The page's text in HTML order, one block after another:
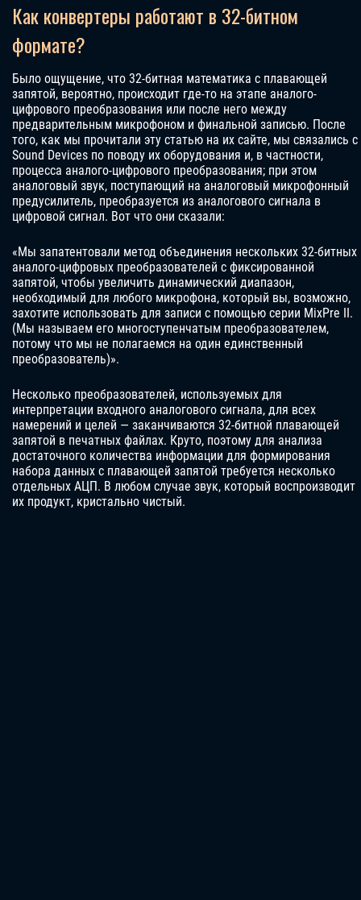
Как конвертеры работают в 32-битном
формате?
Было ощущение, что 32-битная математика с плавающей
запятой, вероятно, происходит где-то на этапе аналого-
цифрового преобразования или после него между
предварительным микрофоном и финальной записью. После
того, как мы прочитали эту статью на их сайте, мы связались с
Sound Devices по поводу их оборудования и, в частности,
процесса аналого-цифрового преобразования; при этом
аналоговый звук, поступающий на аналоговый микрофонный
предусилитель, преобразуется из аналогового сигнала в
цифровой сигнал. Вот что они сказали:
«Мы запатентовали метод объединения нескольких 32-битных
аналого-цифровых преобразователей с фиксированной
запятой, чтобы увеличить динамический диапазон,
необходимый для любого микрофона, который вы, возможно,
захотите использовать для записи с помощью серии MixPre II.
(Мы называем его многоступенчатым преобразователем,
потому что мы не полагаемся на один единственный
преобразователь)».
Несколько преобразователей, используемых для
интерпретации входного аналогового сигнала, для всех
намерений и целей — заканчиваются 32-битной плавающей
запятой в печатных файлах. Круто, поэтому для анализа
достаточного количества информации для формирования
набора данных с плавающей запятой требуется несколько
отдельных АЦП. В любом случае звук, который воспроизводит
их продукт, кристально чистый.